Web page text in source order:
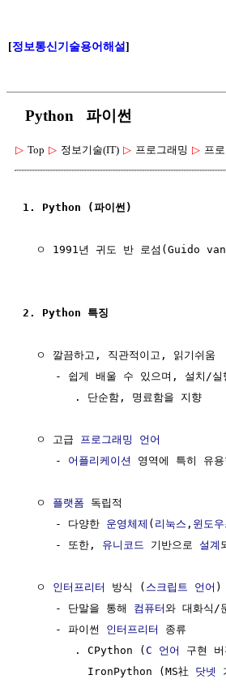
[정보통신기술용어해설]
Python 파이썬
▷ Top ▷ 정보기술(IT) ▷ 프로그래밍 ▷ 프
1. Python (파이썬)
ㅇ 1991년 귀도 반 로섬(Guido
2. Python 특징
  ㅇ 깔끔하고, 직관적이고, 읽기쉬움
- 쉽게 배울 수 있으며, 설치/실
        . 단순함, 명료함을 지향
  ㅇ 고급
프로그래밍 언어
     -
어플리케이션 영역에 특히 유용
  ㅇ
플랫폼 독립적
     - 다양한
운영체제 ( 리눅스 , 윈도우
     - 또한,
유니코드 기반으로 설계
  ㅇ
인터프리터 방식 ( 스크립트 언어 )
     - 단말을 통해
컴퓨터와 대화식/
     - 파이썬
인터프리터
종류
        . CPython (
C 언어 구현
          IronPython (MS社
닷넷